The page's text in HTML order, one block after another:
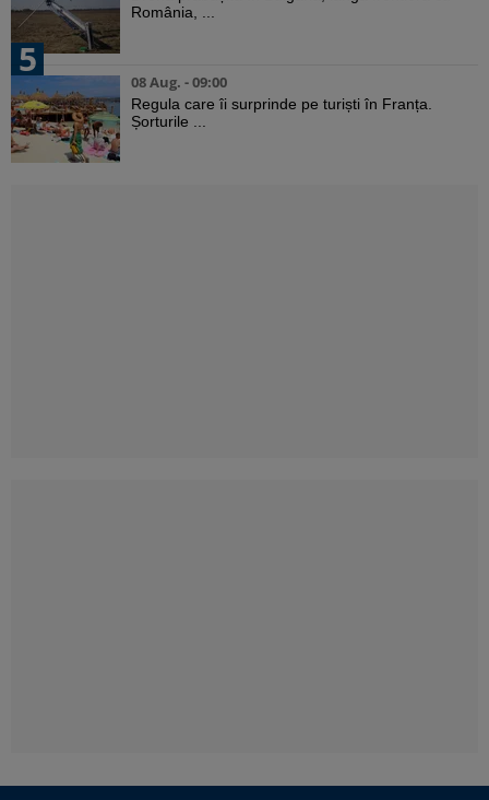
România, ...
5
08 Aug. - 09:00
Regula care îi surprinde pe turiști în Franța.
Șorturile ...